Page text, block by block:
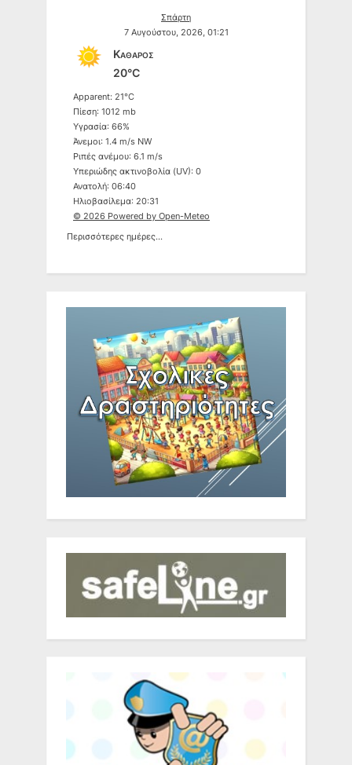
Σπάρτη
7 Αυγούστου, 2026, 01:21
Καθαρός
20°C
Apparent: 21°C
Πίεση: 1012 mb
Υγρασία: 66%
Άνεμοι: 1.4 m/s NW
Ριπές ανέμου: 6.1 m/s
Υπεριώδης ακτινοβολία (UV): 0
Ανατολή: 06:40
Ηλιοβασίλεμα: 20:31
© 2026 Powered by Open-Meteo
Περισσότερες ημέρες...